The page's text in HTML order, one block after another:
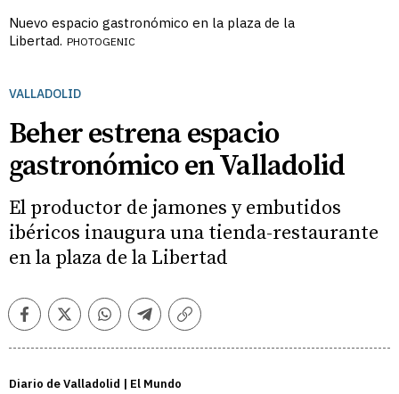
Nuevo espacio gastronómico en la plaza de la
Libertad. PHOTOGENIC
VALLADOLID
Beher estrena espacio
gastronómico en Valladolid
El productor de jamones y embutidos
ibéricos inaugura una tienda-restaurante
en la plaza de la Libertad
FacebookTwitterWhatsappTelegramCopiar
Diario de Valladolid | El Mundo